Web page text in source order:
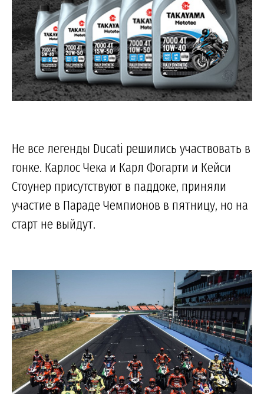
Не все легенды Ducati решились участвовать в
гонке. Карлос Чека и Карл Фогарти и Кейси
Стоунер присутствуют в паддоке, приняли
участие в Параде Чемпионов в пятницу, но на
старт не выйдут.